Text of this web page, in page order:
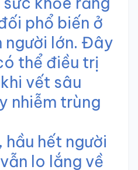
phổ biến ở
người lớn. Đây
thể điều trị
vết sâu
nhiễm trùng
hầu hết người
lo lắng về